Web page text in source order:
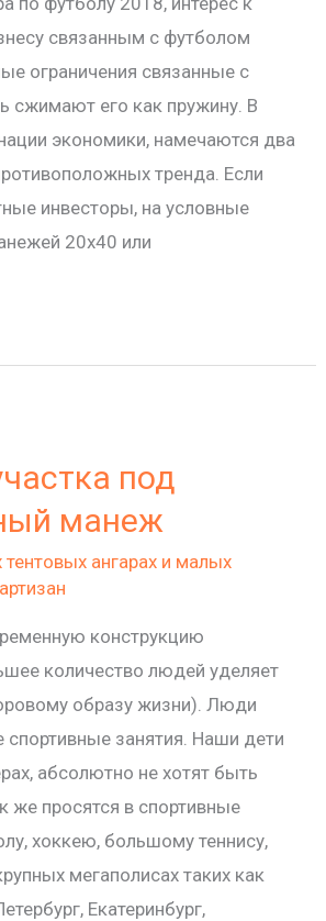
связанным с футболом
ограничения связанные с
сжимают его как пружину. В
экономики, намечаются два
тренда. Если
инвесторы, на условные
20х40 или
под
манеж
тентовых ангарах и малых
временную конструкцию
количество людей уделяет
образу жизни). Люди
спортивные занятия. Наши дети
абсолютно не хотят быть
же просятся в спортивные
хоккею, большому теннису,
мегаполисах таких как
Екатеринбург,